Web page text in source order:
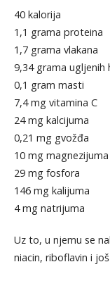
40 kalorija
1,1 grama proteina
1,7 grama vlakana
9,34 grama ugljenih
0,1 gram masti
7,4 mg vitamina C
24 mg kalcijuma
0,21 mg gvožđa
10 mg magnezijuma
29 mg fosfora
146 mg kalijuma
4 mg natrijuma
Uz to, u njemu se
niacin, riboflavin i